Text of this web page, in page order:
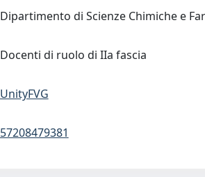
Dipartimento di Scienze Chimiche e
Docenti di ruolo di IIa fascia
UnityFVG
57208479381